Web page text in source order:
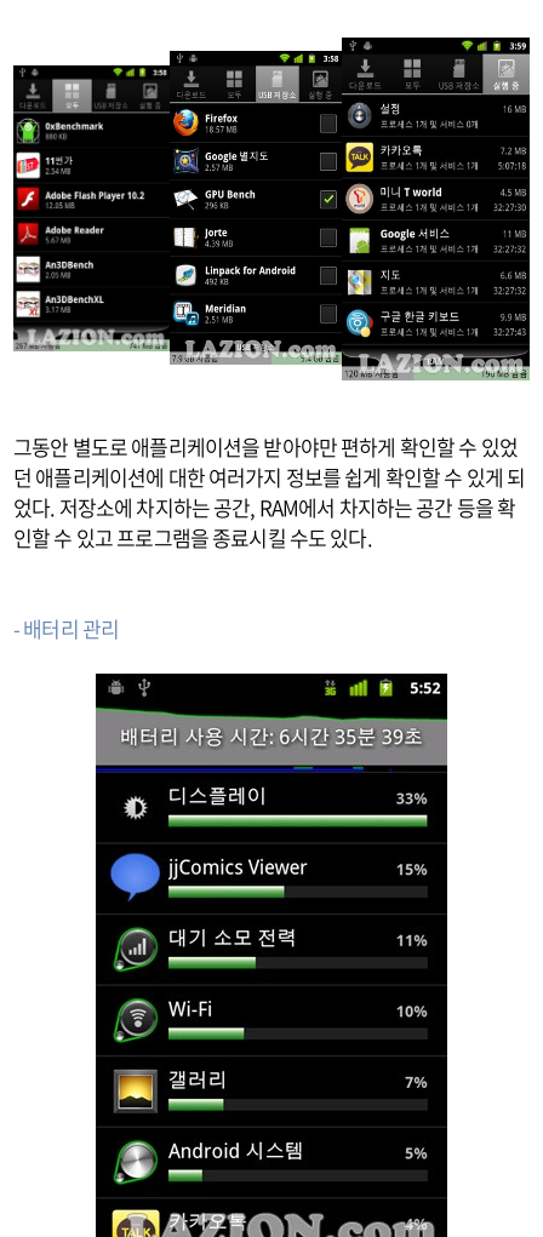
그동안 별도로 애플리케이션을 받아야만 편하게 확인할 수 있었
던 애플리케이션에 대한 여러가지 정보를 쉽게 확인할 수 있게 되
었다. 저장소에 차지하는 공간, RAM에서 차지하는 공간 등을 확
인할 수 있고 프로그램을 종료시킬 수도 있다.
- 배터리 관리